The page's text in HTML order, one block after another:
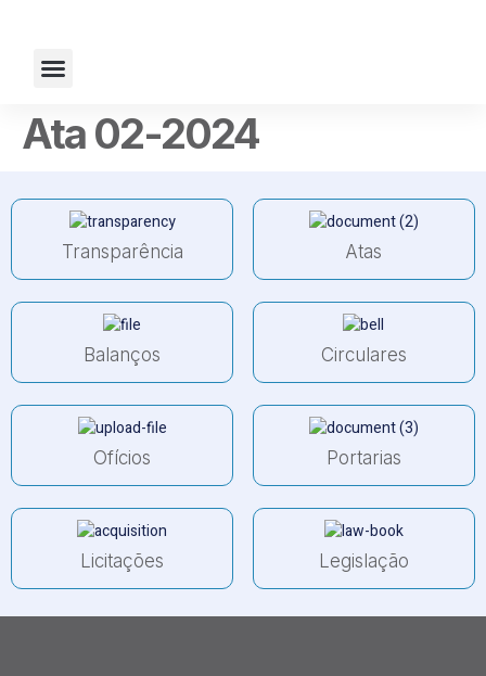
Ata 02-2024
Transparência Atas
Balanços Circulares
Ofícios Portarias
Licitações Legislação